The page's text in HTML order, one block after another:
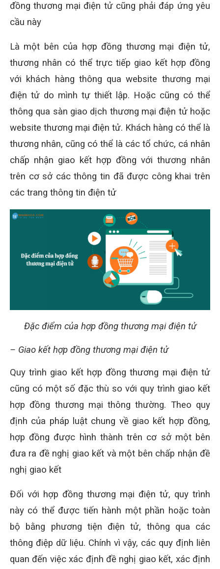
đồng thương mại điện tử cũng phải đáp ứng yêu
cầu này
Là một bên của hợp đồng thương mại điện tử,
thương nhân có thể trực tiếp giao kết hợp đồng
với khách hàng thông qua website thương mại
điện tử do mình tự thiết lập. Hoặc cũng có thể
thông qua sàn giao dịch thương mại điện tử hoặc
website thương mại điện tử. Khách hàng có thể là
thương nhân, cũng có thể là các tổ chức, cá nhân
chấp nhận giao kết hợp đồng với thương nhân
trên cơ sở các thông tin đã được công khai trên
các trang thông tin điện tử
Đặc điểm của hợp đồng thương mại điện tử
– Giao kết hợp đồng thương mại điện tử
Quy trình giao kết hợp đồng thương mại điện tử
cũng có một số đặc thù so với quy trình giao kết
hợp đồng thương mại thông thường. Theo quy
định của pháp luật chung về giao kết hợp đồng,
hợp đồng được hình thành trên cơ sở một bên
đưa ra đề nghị giao kết và một bên chấp nhận đề
nghị giao kết
Đối với hợp đồng thương mại điện tử, quy trình
này có thể được tiến hành một phần hoặc toàn
bộ bằng phương tiện điện tử, thông qua các
thông điệp dữ liệu. Chính vì vậy, các quy định liên
quan đến việc xác định đề nghị giao kết, xác định